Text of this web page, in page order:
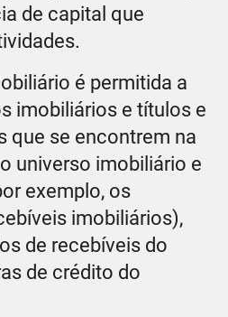
de capital que
é permitida a
imobiliários e títulos e
que se encontrem na
universo imobiliário e
exemplo, os
imobiliários),
de recebíveis do
de crédito do